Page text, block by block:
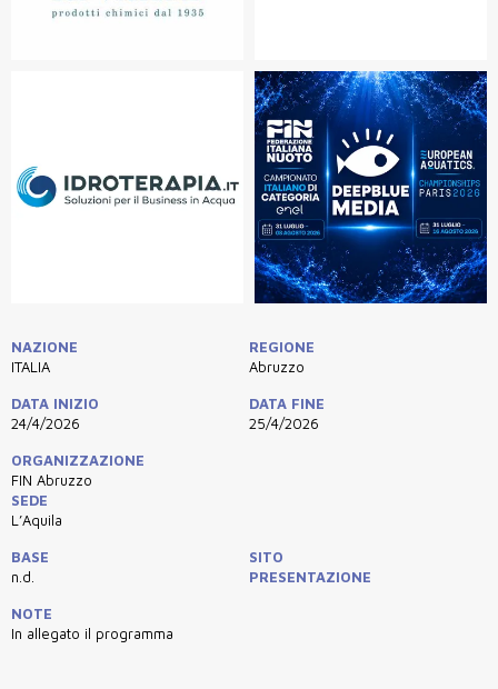
NAZIONE
ITALIA
REGIONE
Abruzzo
DATA INIZIO
24/4/2026
DATA FINE
25/4/2026
ORGANIZZAZIONE
FIN Abruzzo
SEDE
L’Aquila
BASE
n.d.
SITO
PRESENTAZIONE
NOTE
In allegato il programma